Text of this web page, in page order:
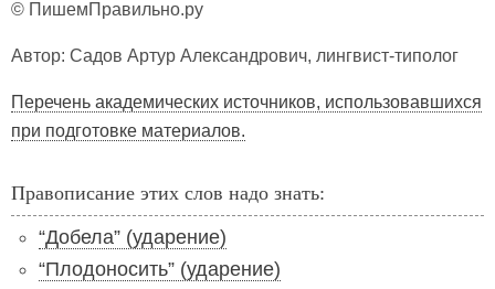
© ПишемПравильно.ру
Автор: Садов Артур Александрович, лингвист-типолог
Перечень академических источников, использовавшихся
при подготовке материалов.
Правописание этих слов надо знать:
“Добела” (ударение)
“Плодоносить” (ударение)